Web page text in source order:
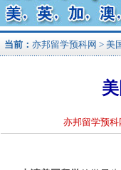
当前： 亦邦留学预科网 > 美
亦邦留学预科